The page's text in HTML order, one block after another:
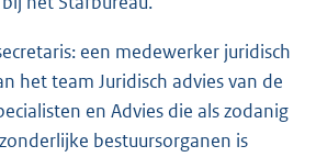
een medewerker juridisch
het team Juridisch advies van de
en Advies die als zodanig
bestuursorganen is